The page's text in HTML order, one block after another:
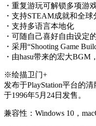
・重复游玩可解锁多项游
・支持STEAM成就和全球
・支持多语言本地化
・可随自己喜好自由设定
・采用“Shooting Game
・由hasu带来的宏大
※绘描卫门+
发布于PlayStation平台的
于1996年5月24日发售。
兼容性：Windows 10，